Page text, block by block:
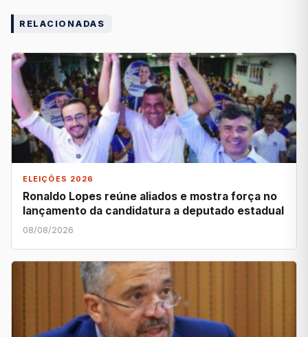
RELACIONADAS
ELEIÇÕES 2026
Ronaldo Lopes reúne aliados e mostra força no
lançamento da candidatura a deputado estadual
08/08/2026